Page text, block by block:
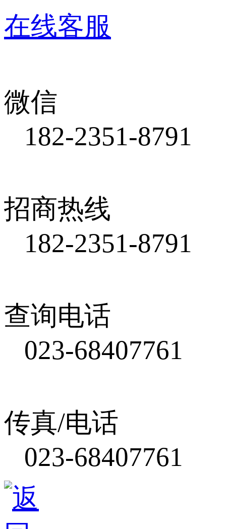
在线客服
微信
182-2351-8791
招商热线
182-2351-8791
查询电话
023-68407761
传真/电话
023-68407761